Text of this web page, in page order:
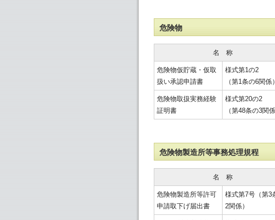
危険物
名　称
危険物仮貯蔵・仮取
扱い承認申請書
様式第1の2
（第1条の6関係）
危険物取扱実務経験
証明書
様式第20の2
（第48条の3関係
危険物製造所等事務処理規程
名　称
危険物製造所等許可
申請取下げ届出書
様式第7号（第3
2関係）